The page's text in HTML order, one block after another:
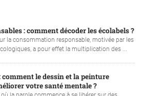
: comment décoder les écolabels ?
la consommation responsable, motivée par les
a pour effet la multiplication des ...
comment le dessin et la peinture
votre santé mentale ?